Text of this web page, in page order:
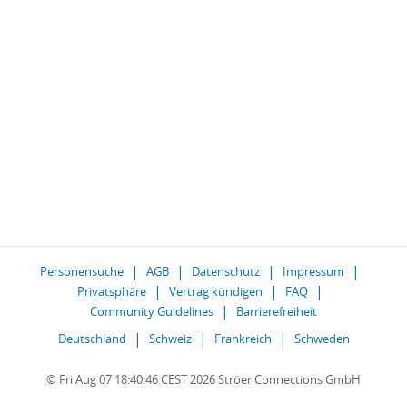
Personensuche AGB Datenschutz
Impressum
Privatsphäre
Vertrag kündigen
FAQ
Community Guidelines
Barrierefreiheit
Deutschland
Schweiz Frankreich Schweden
© Fri Aug 07 18:40:46 CEST 2026 Ströer Connections GmbH